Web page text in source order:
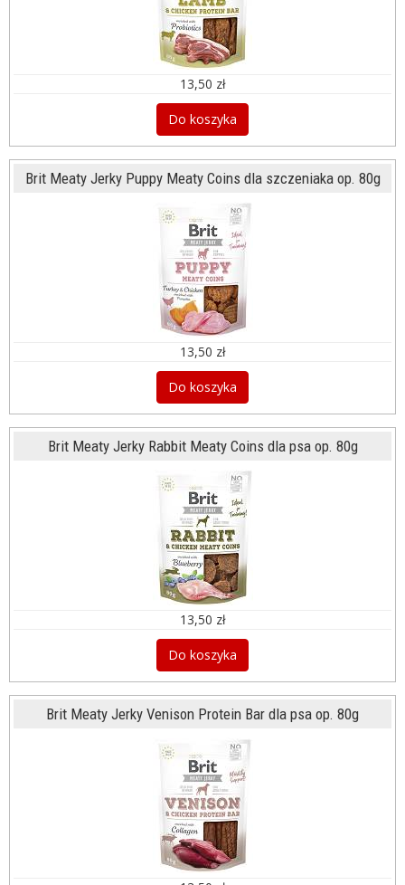
13,50 zł
Do koszyka
Brit Meaty Jerky Puppy Meaty Coins dla szczeniaka op. 80g
13,50 zł
Do koszyka
Brit Meaty Jerky Rabbit Meaty Coins dla psa op. 80g
13,50 zł
Do koszyka
Brit Meaty Jerky Venison Protein Bar dla psa op. 80g